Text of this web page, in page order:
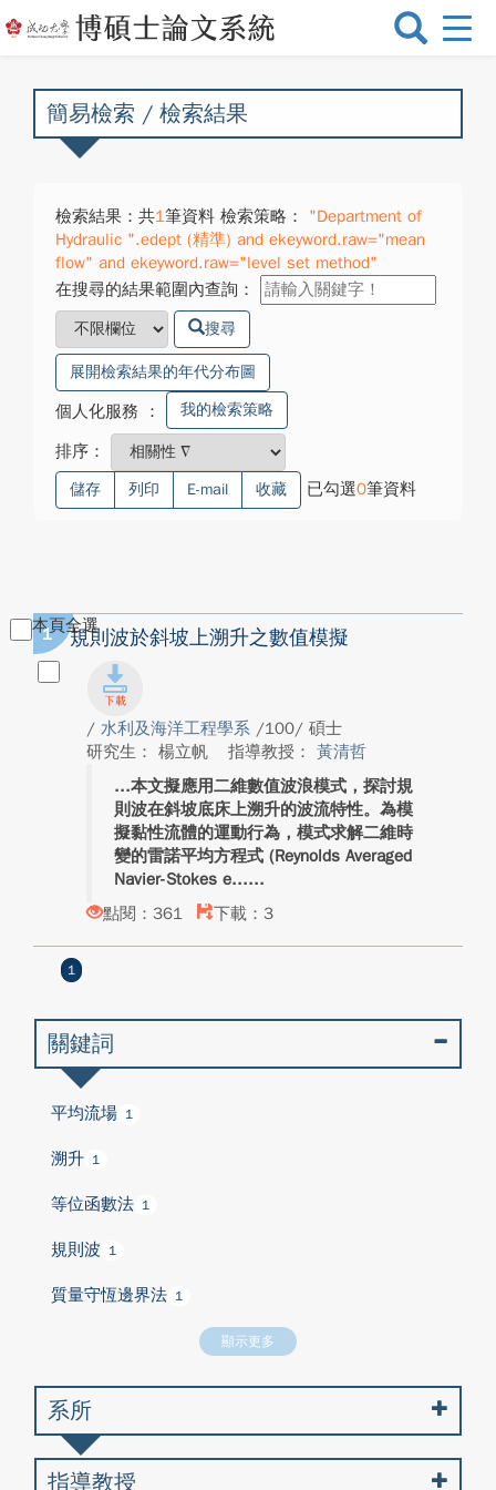
選
換
簡易檢索 / 檢索結果
檢索結果：共1筆資料 檢索策略：
"Department of
Hydraulic ".edept (精準) and ekeyword.raw="mean
flow" and ekeyword.raw="level set method"
在搜尋的結果範圍內查詢：
搜尋
展開檢索結果的年代分布圖
個人化服務 ： 我的檢索策略
排序：
儲存 列印 E-mail 收藏 已勾選0筆資料
本頁全選
1 規則波於斜坡上溯升之數值模擬
/ 水利及海洋工程學系 /100/ 碩士
研究生： 楊立帆
指導教授： 黃清哲
本文擬應用二維數值波浪模式，探討規
則波在斜坡底床上溯升的波流特性。為模
擬黏性流體的運動行為，模式求解二維時
變的雷諾平均方程式 (Reynolds Averaged
Navier-Stokes e...
點閱：361
下載：3
1
關鍵詞
平均流場 1
溯升 1
等位函數法 1
規則波 1
質量守恆邊界法 1
顯示更多
系所
指導教授